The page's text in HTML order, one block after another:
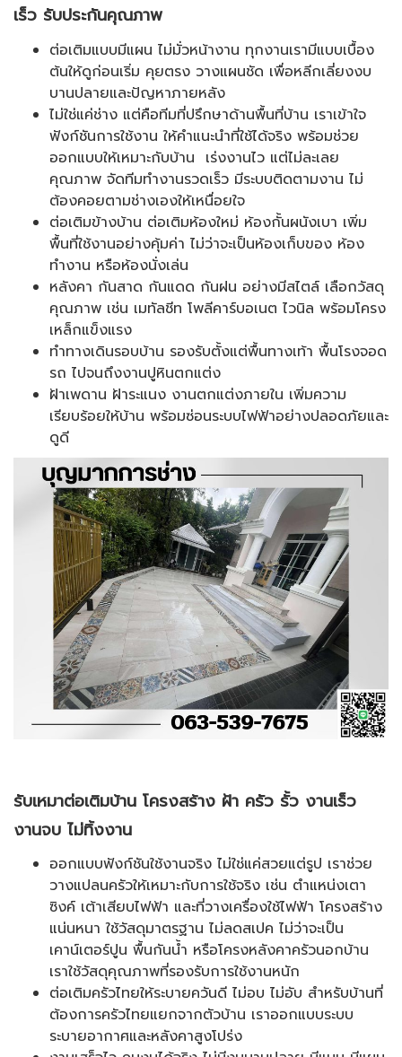
เร็ว รับประกันคุณภาพ
ต่อเติมแบบมีแผน ไม่มั่วหน้างาน ทุกงานเรามีแบบเบื้อง
ต้นให้ดูก่อนเริ่ม คุยตรง วางแผนชัด เพื่อหลีกเลี่ยงงบ
บานปลายและปัญหาภายหลัง
ไม่ใช่แค่ช่าง แต่คือทีมที่ปรึกษาด้านพื้นที่บ้าน เราเข้าใจ
ฟังก์ชันการใช้งาน ให้คำแนะนำที่ใช้ได้จริง พร้อมช่วย
ออกแบบให้เหมาะกับบ้าน เร่งงานไว แต่ไม่ละเลย
คุณภาพ จัดทีมทำงานรวดเร็ว มีระบบติดตามงาน ไม่
ต้องคอยตามช่างเองให้เหนื่อยใจ
ต่อเติมข้างบ้าน ต่อเติมห้องใหม่ ห้องกั้นผนังเบา เพิ่ม
พื้นที่ใช้งานอย่างคุ้มค่า ไม่ว่าจะเป็นห้องเก็บของ ห้อง
ทำงาน หรือห้องนั่งเล่น
หลังคา กันสาด กันแดด กันฝน อย่างมีสไตล์ เลือกวัสดุ
คุณภาพ เช่น เมทัลชีท โพลีคาร์บอเนต ไวนิล พร้อมโครง
เหล็กแข็งแรง
ทำทางเดินรอบบ้าน รองรับตั้งแต่พื้นทางเท้า พื้นโรงจอด
รถ ไปจนถึงงานปูหินตกแต่ง
ฝ้าเพดาน ฝ้าระแนง งานตกแต่งภายใน เพิ่มความ
เรียบร้อยให้บ้าน พร้อมซ่อนระบบไฟฟ้าอย่างปลอดภัยและ
ดูดี
รับเหมาต่อเติมบ้าน โครงสร้าง ฝ้า ครัว รั้ว งานเร็ว
งานจบ ไม่ทิ้งงาน
ออกแบบฟังก์ชันใช้งานจริง ไม่ใช่แค่สวยแต่รูป เราช่วย
วางแปลนครัวให้เหมาะกับการใช้จริง เช่น ตำแหน่งเตา
ซิงค์ เต้าเสียบไฟฟ้า และที่วางเครื่องใช้ไฟฟ้า โครงสร้าง
แน่นหนา ใช้วัสดุมาตรฐาน ไม่ลดสเปค ไม่ว่าจะเป็น
เคาน์เตอร์ปูน พื้นกันน้ำ หรือโครงหลังคาครัวนอกบ้าน
เราใช้วัสดุคุณภาพที่รองรับการใช้งานหนัก
ต่อเติมครัวไทยให้ระบายควันดี ไม่อบ ไม่อับ สำหรับบ้านที่
ต้องการครัวไทยแยกจากตัวบ้าน เราออกแบบระบบ
ระบายอากาศและหลังคาสูงโปร่ง